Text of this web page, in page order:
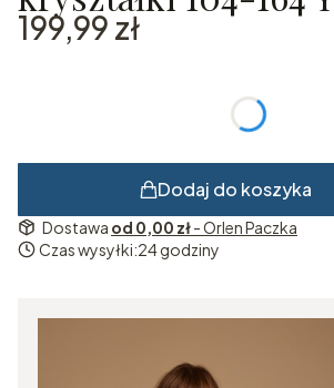
Cena
199,99 zł
Dodaj do koszyka
Dostawa od 0,00 zł- Orlen Paczka
Czas wysyłki:24 godziny